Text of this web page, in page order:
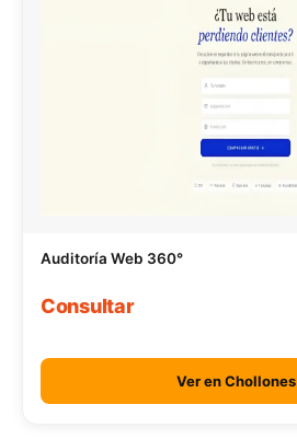
Auditoría Web 360°
Consultar
Ver en Chollones